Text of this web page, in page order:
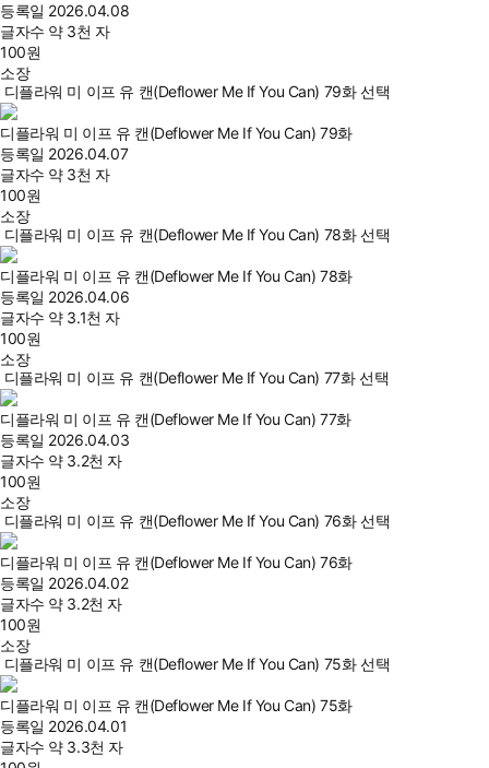
등록일 2026.04.08
글자수 약 3천 자
100원
소장
디플라워 미 이프 유 캔(Deflower Me If You Can) 79화 선택
디플라워 미 이프 유 캔(Deflower Me If You Can) 79화
등록일 2026.04.07
글자수 약 3천 자
100원
소장
디플라워 미 이프 유 캔(Deflower Me If You Can) 78화 선택
디플라워 미 이프 유 캔(Deflower Me If You Can) 78화
등록일 2026.04.06
글자수 약 3.1천 자
100원
소장
디플라워 미 이프 유 캔(Deflower Me If You Can) 77화 선택
디플라워 미 이프 유 캔(Deflower Me If You Can) 77화
등록일 2026.04.03
글자수 약 3.2천 자
100원
소장
디플라워 미 이프 유 캔(Deflower Me If You Can) 76화 선택
디플라워 미 이프 유 캔(Deflower Me If You Can) 76화
등록일 2026.04.02
글자수 약 3.2천 자
100원
소장
디플라워 미 이프 유 캔(Deflower Me If You Can) 75화 선택
디플라워 미 이프 유 캔(Deflower Me If You Can) 75화
등록일 2026.04.01
글자수 약 3.3천 자